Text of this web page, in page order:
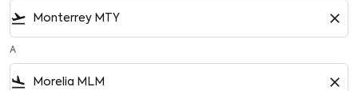
flight_takeoff close
A
flight_land close